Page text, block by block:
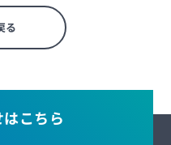
る
こちら